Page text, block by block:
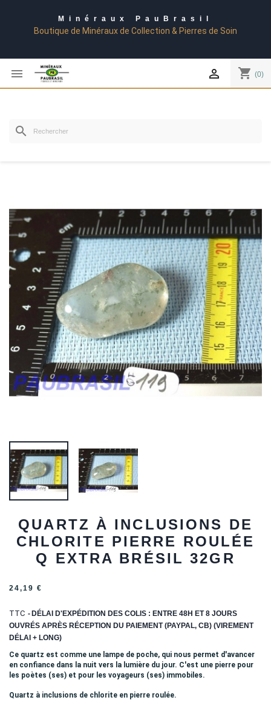
Minéraux PauBrasil
Boutique de Minéraux de Collection & Pierres de Soin
 shopping_cart (0)

search
QUARTZ À INCLUSIONS DE
CHLORITE PIERRE ROULÉE
Q EXTRA BRÉSIL 32GR
24,19 €
TTC
DÉLAI D'EXPÉDITION DES COLIS : ENTRE 48H ET 8 JOURS
OUVRÉS APRÈS RÉCEPTION DU PAIEMENT (PAYPAL, CB) (VIREMENT
DÉLAI + LONG)
Ce quartz est comme une lampe de poche, qui nous permet d'avancer
en confiance dans la nuit vers la lumière du jour. C'est une pierre pour
les poètes (ses) et pour les voyageurs (ses) immobiles.
Quartz à inclusions de chlorite en pierre roulée.